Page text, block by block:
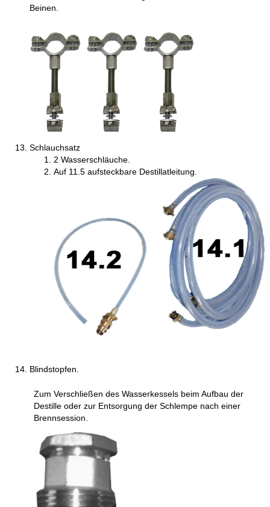
Beinen.
Schlauchsatz
2 Wasserschläuche.
Auf 11.5 aufsteckbare Destillatleitung.
Blindstopfen.
Zum Verschließen des Wasserkessels beim Aufbau der
Destille oder zur Entsorgung der Schlempe nach einer
Brennsession.